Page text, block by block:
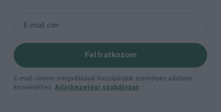
Feliratkozom
E-mail-címem megadásával hozzájárulok személyes adataim
kezeléséhez. Adatkezelési szabályzat